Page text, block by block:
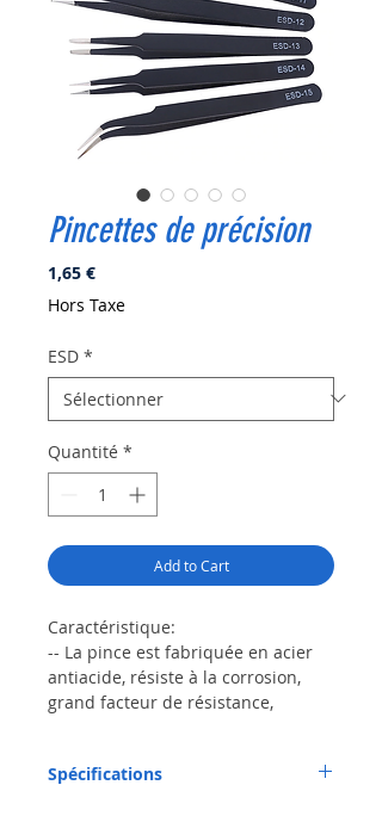
Pincettes de précision
1,65 €Prix
Hors Taxe
ESD *
Quantité *
Add to Cart
Caractéristique:
-- La pince est fabriquée en acier
antiacide, résiste à la corrosion,
grand facteur de résistance,
- permet de manipuler ,ramasser
Spécifications